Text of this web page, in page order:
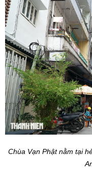
Chùa Vạn Phật nằm tại